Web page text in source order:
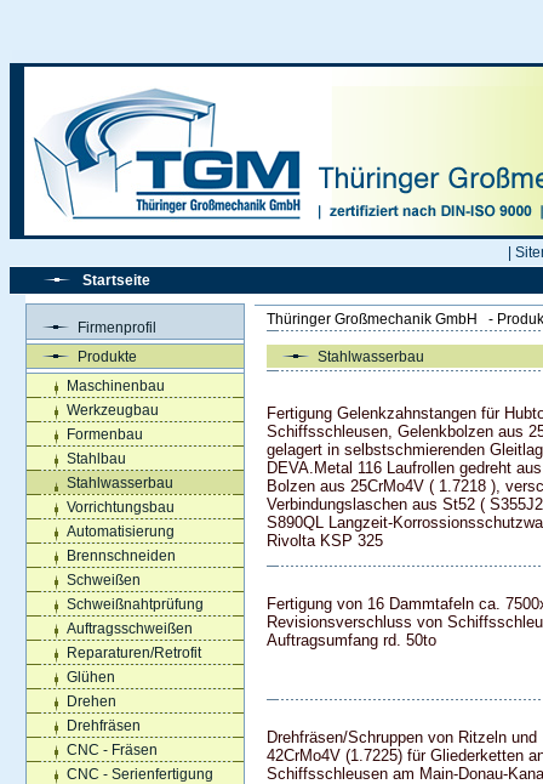
Startseite
Firmenprofil
Produkte
Maschinenbau
Werkzeugbau
Formenbau
Stahlbau
Stahlwasserbau
Vorrichtungsbau
Automatisierung
Brennschneiden
Schweißen
Schweißnahtprüfung
Auftragsschweißen
Reparaturen/Retrofit
Glühen
Drehen
Drehfräsen
CNC - Fräsen
CNC - Serienfertigung
Thüringer Großmechanik GmbH -
Stahlwasserbau
Fertigung Gelenkzahnstangen für
Schiffsschleusen, Gelenkbolzen aus
gelagert in selbstschmierenden
DEVA.Metal 116 Laufrollen gedreht
Bolzen aus 25CrMo4V ( 1.7218 ),
Verbindungslaschen aus St52 (
S890QL Langzeit-
Rivolta KSP 325
Fertigung von 16 Dammtafeln ca.
Revisionsverschluss von
Auftragsumfang rd. 50to
Drehfräsen/Schruppen von Ritzeln
42CrMo4V (1.7225) für Gliederketten
Schiffsschleusen am Main-Donau-